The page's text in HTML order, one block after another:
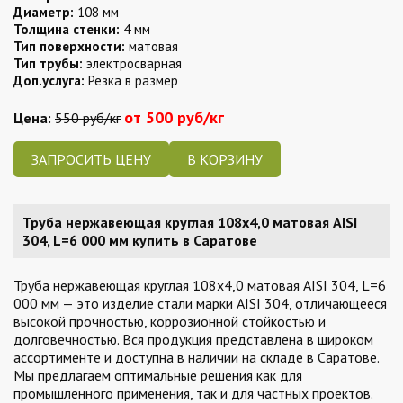
Диаметр: 108 мм
Толщина стенки: 4 мм
Тип поверхности: матовая
Тип трубы: электросварная
Доп.услуга: Резка в размер
Цена: 550 руб/кг от 500 руб/кг
ЗАПРОСИТЬ ЦЕНУ
Труба нержавеющая круглая 108х4,0 матовая AISI
304, L=6 000 мм купить в Саратове
Труба нержавеющая круглая 108х4,0 матовая AISI 304, L=6
000 мм — это изделие стали марки AISI 304, отличающееся
высокой прочностью, коррозионной стойкостью и
долговечностью. Вся продукция представлена в широком
ассортименте и доступна в наличии на складе в Саратове.
Мы предлагаем оптимальные решения как для
промышленного применения, так и для частных проектов.